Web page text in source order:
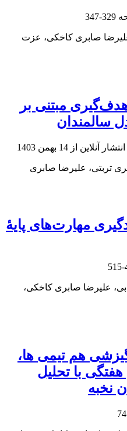
329-347
صابری کاخکی، عزت
مبتنی بر
سالمندان
آنلاین از 14 بهمن 1403
تربتی، علیرضا صابری
مهارت‌های پایۀ
علیرضا صابری کاخکی،
هم تیمی ها،
با تحلیل
نخبه